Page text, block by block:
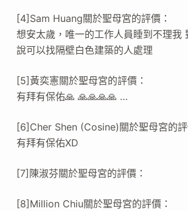
[4]Sam Huang關於聖母宮的評價：
想安太歲，唯一的工作人員睡到不理我
說可以找隔壁白色建築的人處理
[5]黃奕憲關於聖母宮的評價：
有拜有保佑🙏 🙏🙏🙏🙏 …
[6]Cher Shen (Cosine)關於聖母宮的評
有拜有保佑XD
[7]陳淑芬關於聖母宮的評價：
[8]Million Chiu關於聖母宮的評價：